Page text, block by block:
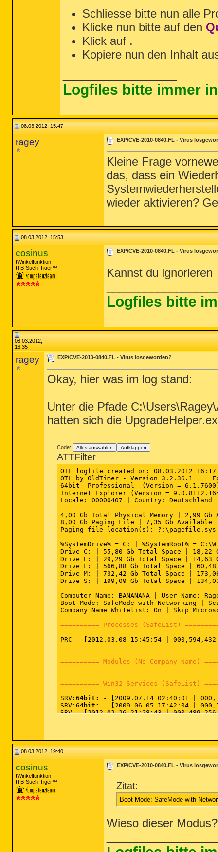
iastorv.sys
ViPrt.sys
eNetHook.dll
ahcix86.sys
KR10N.sys
nvstor32.sys
ahcix86s.sys
/md5stop
%systemroot%\*. /mp /s
%systemroot%\system32\*.dll /
CREATERESTOREPOINT
Schliesse bitte nun alle
Klicke nun bitte auf den
Klick auf .
Kopiere nun den Inhalt
Logfiles bitte immer
08.03.2012, 15:47
ragey EXP/CVE-2010-0840.FL - Virus
Kleine Frage
das, dass ein
wieder aktivieren?
08.03.2012, 15:53
cosinus
Winkelfunktion
TB-Süch-Tiger™
EXP/CVE-2010-0840.FL - Virus
Kannst du ignorieren
Logfiles bitte
08.03.2012,
16:35
ragey EXP/CVE-2010-0840.FL - Virus losgeworden?
Okay, hier was im log stand:
Unter die Pfade
hatten sich die
Code: Alles auswählen Aufklappen
ATTFilter
OTL logfile created on: 08.03.2012
OTL by OldTimer - Version 3.2.36.1
64bit- Professional  (Version =
Internet Explorer (Version =
Locale: 00000407 | Country: Deutschland
4,00 Gb Total Physical Memory | 2,99 Gb
8,00 Gb Paging File | 7,35 Gb
Paging file location(s):
%SystemDrive% = C: | %SystemRoot% =
Drive C: | 55,80 Gb Total Space | 18,22
Drive E: | 29,29 Gb Total Space | 14,63
Drive F: | 566,88 Gb Total Space | 60,48
Drive M: | 732,42 Gb Total Space |
Drive S: | 199,09 Gb Total Space |
Computer Name: BANANANA | User Name:
Boot Mode: SafeMode with Networking |
Company Name Whitelist: On | Skip
========== Processes (SafeList)
PRC - [2012.03.08 15:45:54 |
========== Modules (No Company Name)
========== Win32 Services (SafeList)
SRV: 64bit:
- [2009.07.14 02:40:01 |
SRV: 64bit:
- [2009.06.05 17:42:04 |
SRV - [2012.02.26 21:28:43 |
SRV - [2011.02.27 12:12:10 |
SRV - [2011.02.27 12:12:03 |
SRV - [2010.11.15 11:08:10 |
SRV - [2010.02.19 13:37:14 |
SRV - [2010.02.12 14:23:12 |
SRV - [2009.06.10 22:23:09 |
========== Driver Services (SafeList)
- [2011.09.13 11:40:08 |
- [2011.02.27 11:59:52 |
08.03.2012, 19:40
cosinus
Winkelfunktion
TB-Süch-Tiger™
EXP/CVE-2010-0840.FL - Virus
Zitat:
Boot Mode: SafeMode with
Wieso dieser